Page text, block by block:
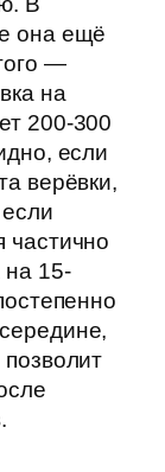
она ещё
—
на
200-300
если
верёвки,
частично
на 15-